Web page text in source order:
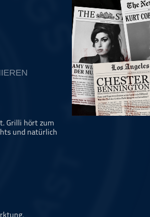
Grilli hört zum
und natürlich